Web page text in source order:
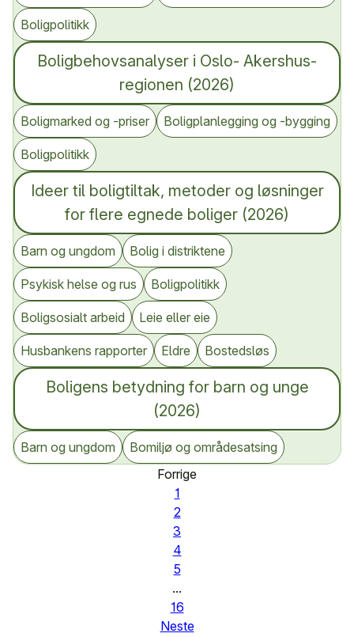
Boligpolitikk
Boligbehovsanalyser i Oslo- Akershus-
regionen (2026)
Boligmarked og -priser Boligplanlegging og -bygging
Boligpolitikk
Ideer til boligtiltak, metoder og løsninger
for flere egnede boliger (2026)
Barn og ungdom Bolig i distriktene
Psykisk helse og rus Boligpolitikk
Boligsosialt arbeid Leie eller eie
Husbankens rapporter Eldre Bostedsløs
Boligens betydning for barn og unge
(2026)
Barn og ungdom
Bomiljø og områdesatsing
Forrige
1
2
3
4
5
...
16
Neste